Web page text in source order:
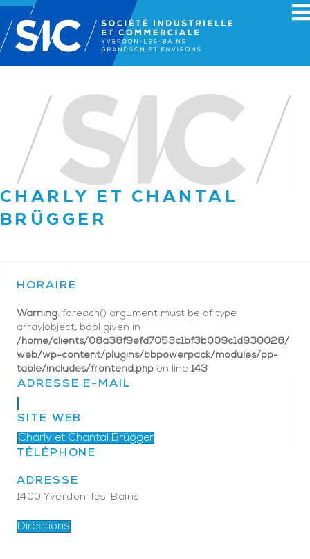
CHARLY ET CHANTAL
BRÜGGER
HORAIRE
Warning: foreach() argument must be of type
array|object, bool given in
/home/clients/08a38f9efd7053c1bf3b009c1d930028/
web/wp-content/plugins/bbpowerpack/modules/pp-
table/includes/frontend.php on line 143
ADRESSE E-MAIL
SITE WEB
Charly et Chantal Brügger
TÉLÉPHONE
ADRESSE
1400 Yverdon-les-Bains
Directions